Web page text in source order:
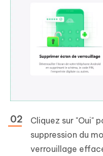
Cliquez sur "Oui"
suppression du
verrouillage